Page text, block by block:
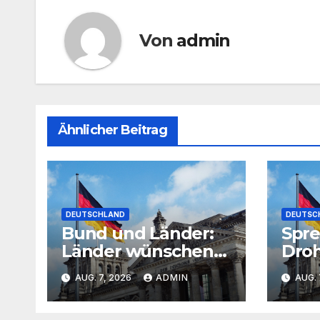
Von admin
Ähnlicher Beitrag
DEUTSCHLAND
Bund und Länder:
Länder wünschen
sich vom Bund
weniger Hauruck-
Gesetzgebung
AUG. 7, 2026 ADMIN